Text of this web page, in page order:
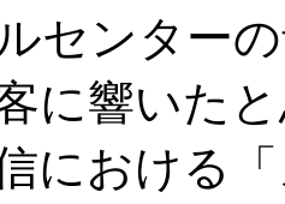
センター
に響いた
における